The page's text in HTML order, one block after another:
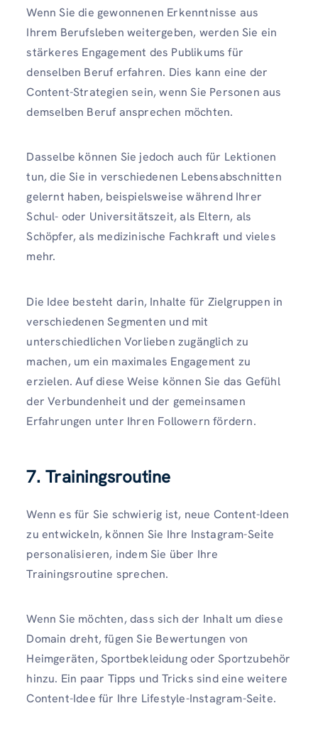
Wenn Sie die gewonnenen Erkenntnisse aus
Ihrem Berufsleben weitergeben, werden Sie ein
stärkeres Engagement des Publikums für
denselben Beruf erfahren. Dies kann eine der
Content-Strategien sein, wenn Sie Personen aus
demselben Beruf ansprechen möchten.
Dasselbe können Sie jedoch auch für Lektionen
tun, die Sie in verschiedenen Lebensabschnitten
gelernt haben, beispielsweise während Ihrer
Schul- oder Universitätszeit, als Eltern, als
Schöpfer, als medizinische Fachkraft und vieles
mehr.
Die Idee besteht darin, Inhalte für Zielgruppen in
verschiedenen Segmenten und mit
unterschiedlichen Vorlieben zugänglich zu
machen, um ein maximales Engagement zu
erzielen. Auf diese Weise können Sie das Gefühl
der Verbundenheit und der gemeinsamen
Erfahrungen unter Ihren Followern fördern.
7. Trainingsroutine
Wenn es für Sie schwierig ist, neue Content-Ideen
zu entwickeln, können Sie Ihre Instagram-Seite
personalisieren, indem Sie über Ihre
Trainingsroutine sprechen.
Wenn Sie möchten, dass sich der Inhalt um diese
Domain dreht, fügen Sie Bewertungen von
Heimgeräten, Sportbekleidung oder Sportzubehör
hinzu. Ein paar Tipps und Tricks sind eine weitere
Content-Idee für Ihre Lifestyle-Instagram-Seite.